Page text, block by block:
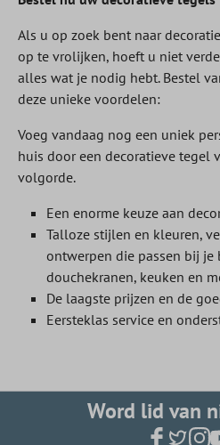
Als u op zoek bent naar
op te vrolijken, hoeft u niet
alles wat je nodig hebt. Bestel
deze unieke voordelen:
Voeg vandaag nog een uniek
huis door een decoratieve tegel
volgorde.
Een enorme keuze aan
Talloze stijlen en kleuren,
ontwerpen die passen bij je
douchekranen, keuken en
De laagste prijzen en de
Eersteklas service en
Word lid van